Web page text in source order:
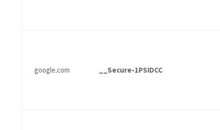
google.com __Secure-1PSIDCC